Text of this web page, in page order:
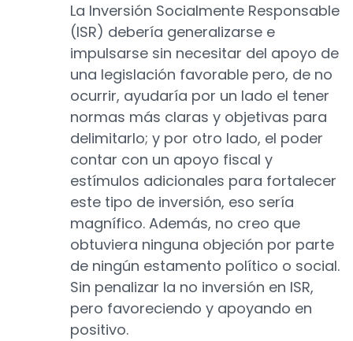
La Inversión Socialmente Responsable
(ISR) debería generalizarse e
impulsarse sin necesitar del apoyo de
una legislación favorable pero, de no
ocurrir, ayudaría por un lado el tener
normas más claras y objetivas para
delimitarlo; y por otro lado, el poder
contar con un apoyo fiscal y
estímulos adicionales para fortalecer
este tipo de inversión, eso sería
magnífico. Además, no creo que
obtuviera ninguna objeción por parte
de ningún estamento político o social.
Sin penalizar la no inversión en ISR,
pero favoreciendo y apoyando en
positivo.